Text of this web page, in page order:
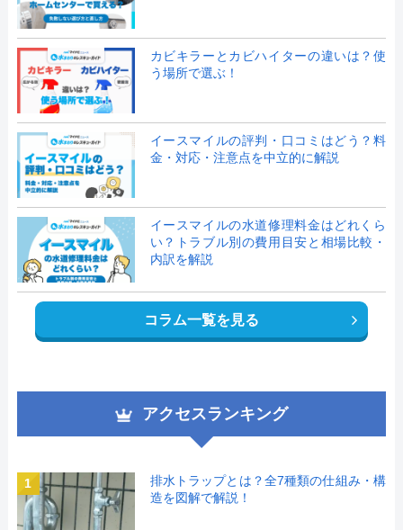
カビキラーとカビハイターの違いは？使
う場所で選ぶ！
イースマイルの評判・口コミはどう？料
金・対応・注意点を中立的に解説
イースマイルの水道修理料金はどれくら
い？トラブル別の費用目安と相場比較・
内訳を解説
コラム一覧を見る
アクセスランキング
1
排水トラップとは？全7種類の仕組み・構
造を図解で解説！